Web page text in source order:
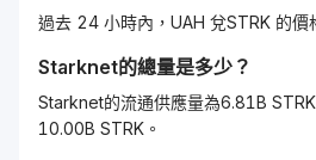
過去 24 小時內，UAH 兌STRK 的價
Starknet的總量是多少？
Starknet的流通供應量為6.81B
10.00B STRK。